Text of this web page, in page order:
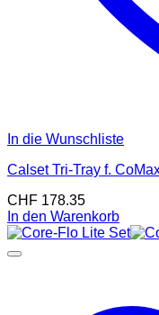
In die Wunschliste
Calset Tri-Tray f.
CHF 178.35
In den Warenkorb